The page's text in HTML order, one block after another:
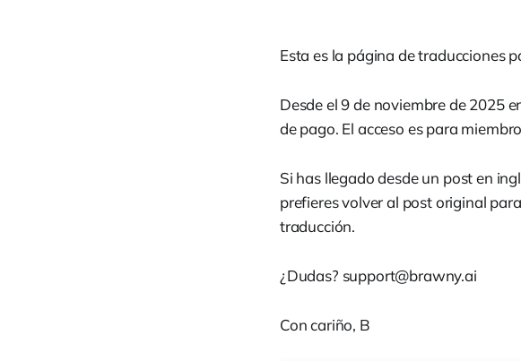
Esta es la página de traducciones
Desde el 9 de noviembre de 2025
de pago. El acceso es para
Si has llegado desde un post en
prefieres volver al post original
traducción.
¿Dudas? support@brawny.ai
Con cariño, B